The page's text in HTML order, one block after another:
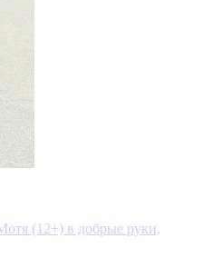
(12+) в добрые руки,